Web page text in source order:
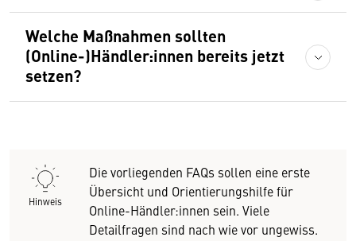
Welche Maßnahmen sollten
(Online-)Händler:innen bereits jetzt
setzen?
Hinweis
Die vorliegenden FAQs sollen eine erste
Übersicht und Orientierungshilfe für
Online-Händler:innen sein. Viele
Detailfragen sind nach wie vor ungewiss.